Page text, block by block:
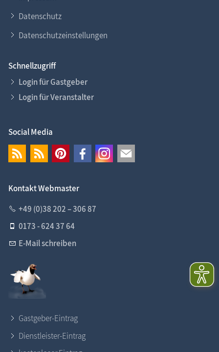
Datenschutz
Datenschutzeinstellungen
Schnellzugriff
Login für Gastgeber
Login für Veranstalter
Social Media
Kontakt Webmaster
+49 (0)38 202 – 306 87
0173 - 624 37 64
E-Mail schreiben
Gastgeber-Eintrag
Dienstleister-Eintrag